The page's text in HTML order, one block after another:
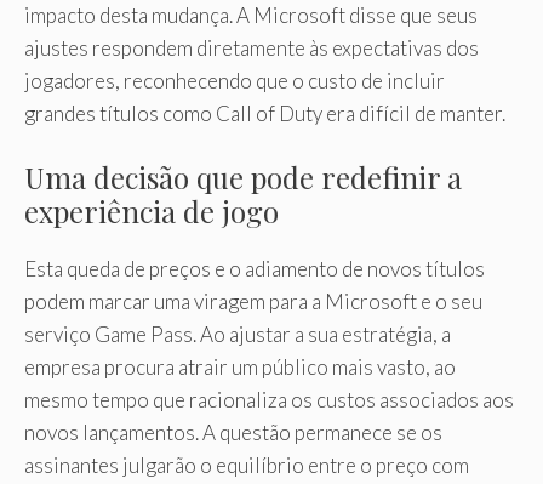
impacto desta mudança. A Microsoft disse que seus
ajustes respondem diretamente às expectativas dos
jogadores, reconhecendo que o custo de incluir
grandes títulos como Call of Duty era difícil de manter.
Uma decisão que pode redefinir a
experiência de jogo
Esta queda de preços e o adiamento de novos títulos
podem marcar uma viragem para a Microsoft e o seu
serviço Game Pass. Ao ajustar a sua estratégia, a
empresa procura atrair um público mais vasto, ao
mesmo tempo que racionaliza os custos associados aos
novos lançamentos. A questão permanece se os
assinantes julgarão o equilíbrio entre o preço com